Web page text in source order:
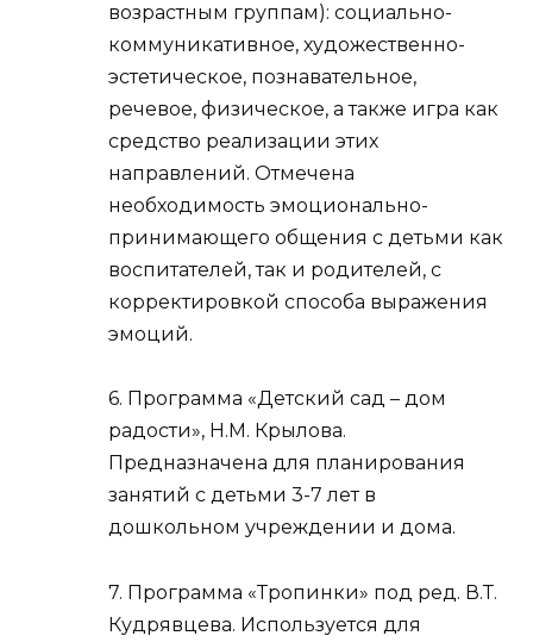
возрастным группам): социально-
коммуникативное, художественно-
эстетическое, познавательное,
речевое, физическое, а также игра как
средство реализации этих
направлений. Отмечена
необходимость эмоционально-
принимающего общения с детьми как
воспитателей, так и родителей, с
корректировкой способа выражения
эмоций.
6. Программа «Детский сад – дом
радости», Н.М. Крылова.
Предназначена для планирования
занятий с детьми 3-7 лет в
дошкольном учреждении и дома.
7. Программа «Тропинки» под ред. В.Т.
Кудрявцева. Используется для